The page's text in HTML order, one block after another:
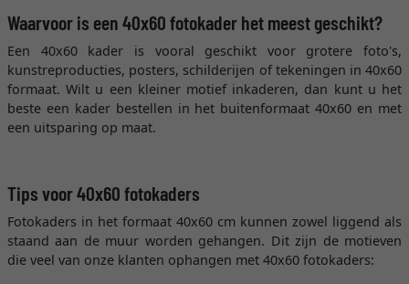
Waarvoor is een 40x60 fotokader het meest geschikt?
Een 40x60 kader is vooral geschikt voor grotere foto's,
kunstreproducties, posters, schilderijen of tekeningen in 40x60
formaat. Wilt u een kleiner motief inkaderen, dan kunt u het
beste een kader bestellen in het buitenformaat 40x60 en met
een uitsparing op maat.
Tips voor 40x60 fotokaders
Fotokaders in het formaat 40x60 cm kunnen zowel liggend als
staand aan de muur worden gehangen. Dit zijn de motieven
die veel van onze klanten ophangen met 40x60 fotokaders: